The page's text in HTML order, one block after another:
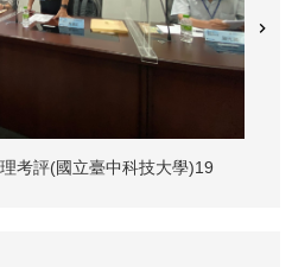
考評(國立臺中科技大學)19